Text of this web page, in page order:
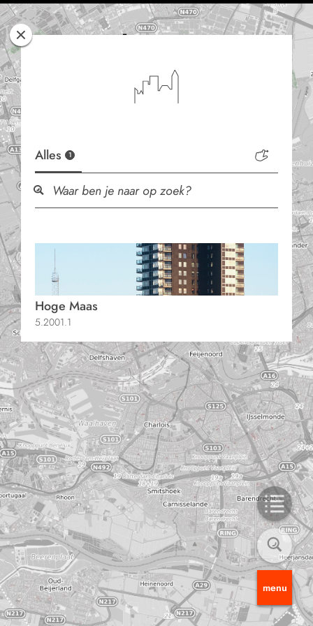
Rotterdam
menu
Alles 1
Hoge Maas
5.2001.1